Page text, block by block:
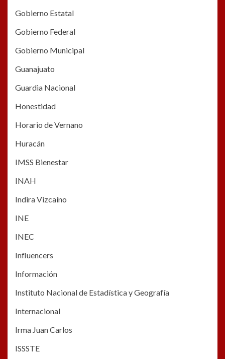
Gobierno Estatal
Gobierno Federal
Gobierno Municipal
Guanajuato
Guardia Nacional
Honestidad
Horario de Vernano
Huracán
IMSS Bienestar
INAH
Indira Vizcaíno
INE
INEC
Influencers
Información
Instituto Nacional de Estadística y Geografía
Internacional
Irma Juan Carlos
ISSSTE